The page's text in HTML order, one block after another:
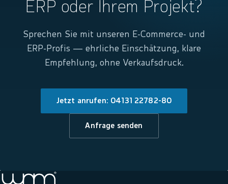
ERP oder Ihrem Projekt?
Sprechen Sie mit unseren E-Commerce- und
ERP-Profis — ehrliche Einschätzung, klare
Empfehlung, ohne Verkaufsdruck.
Jetzt anrufen: 04131 22782-80
Anfrage senden